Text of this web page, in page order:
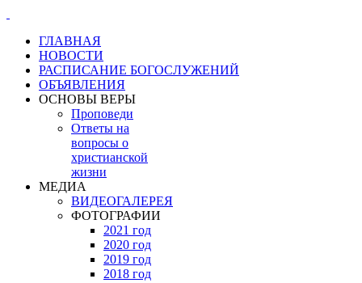
ГЛАВНАЯ
НОВОСТИ
РАСПИСАНИЕ БОГОСЛУЖЕНИЙ
ОБЪЯВЛЕНИЯ
ОСНОВЫ ВЕРЫ
Проповеди
Ответы на
вопросы о
христианской
жизни
МЕДИА
ВИДЕОГАЛЕРЕЯ
ФОТОГРАФИИ
2021 год
2020 год
2019 год
2018 год